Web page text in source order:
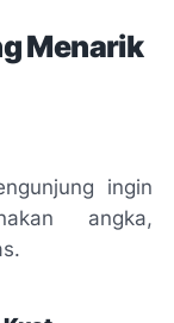
Menarik
ingin
angka,